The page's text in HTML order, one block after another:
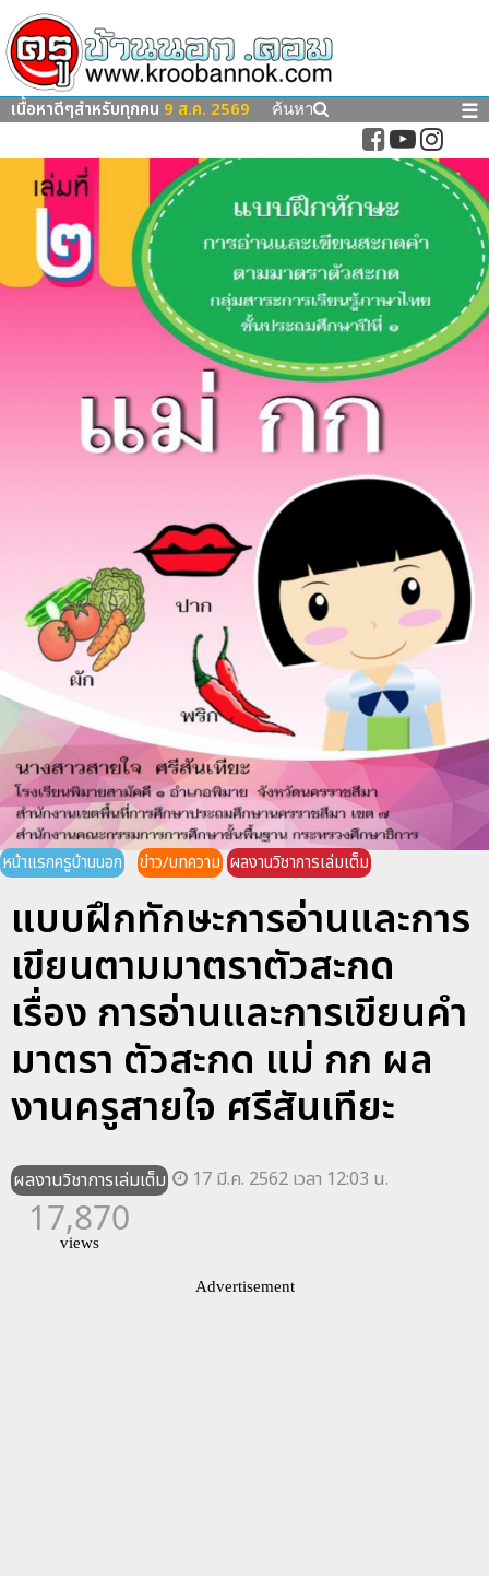
เนื้อหาดีๆสำหรับทุกคน 9 ส.ค. 2569 ค้นหา ☰
หน้าแรกครูบ้านนอก ข่าว/บทความ ผลงานวิชาการเล่มเต็ม
แบบฝึกทักษะการอ่านและการ
เขียนตามมาตราตัวสะกด
เรื่อง การอ่านและการเขียนคำ
มาตรา ตัวสะกด แม่ กก ผล
งานครูสายใจ ศรีสันเทียะ
ผลงานวิชาการเล่มเต็ม 17 มี.ค. 2562 เวลา 12:03 น.
17,870
views
Advertisement